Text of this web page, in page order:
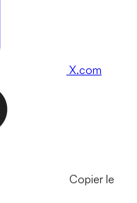
X.com
Copier le